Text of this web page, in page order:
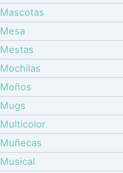
Mascotas
Mesa
Mestas
Mochilas
Moños
Mugs
Multicolor
Muñecas
Musical